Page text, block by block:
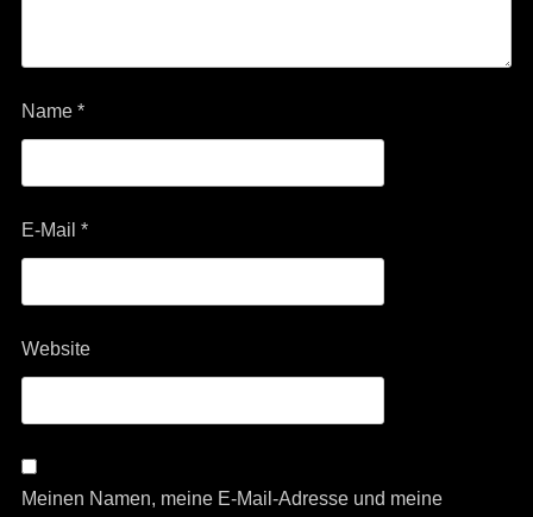
Name *
E-Mail *
Website
Meinen Namen, meine E-Mail-Adresse und meine